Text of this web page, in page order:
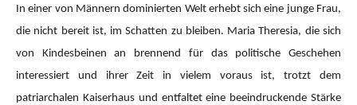
In einer von Männern dominierten Welt erhebt sich eine junge Frau,
die nicht bereit ist, im Schatten zu bleiben. Maria Theresia, die sich
von Kindesbeinen an brennend für das politische Geschehen
interessiert und ihrer Zeit in vielem voraus ist, trotzt dem
patriarchalen Kaiserhaus und entfaltet eine beeindruckende Stärke